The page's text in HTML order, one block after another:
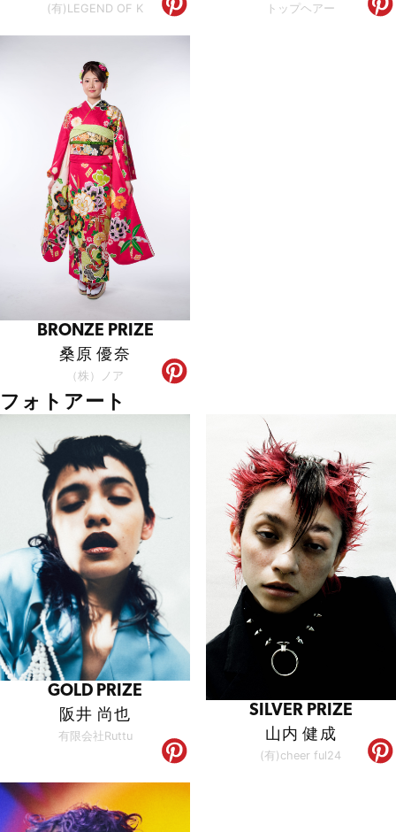
(有)LEGEND OF K トップヘアー
BRONZE PRIZE
桑原 優奈
（株）ノア
フォトアート
GOLD PRIZE
阪井 尚也
有限会社Ruttu
SILVER PRIZE
山内 健成
(有)cheer ful24